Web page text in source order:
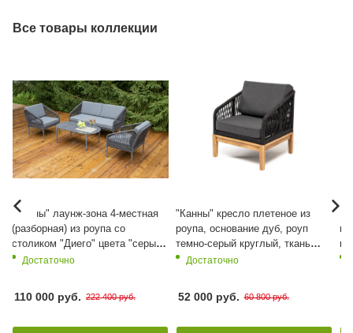
Все товары коллекции
"Канны" лаунж-зона 4-местная
(разборная) из роупа со
столиком "Диего" цвета "серый
гранит", роуп темно-серый
Достаточно
110 000 руб. 222 400 руб.
"Канны" кресло плетеное из
роупа, основание дуб, роуп
темно-серый круглый, ткань
темно-серая 027
Достаточно
52 000 руб. 60 800 руб.